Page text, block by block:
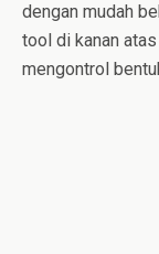
dengan mudah
tool di kanan
mengontrol